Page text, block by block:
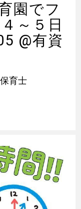
園でフ
～５日
@有資
育士